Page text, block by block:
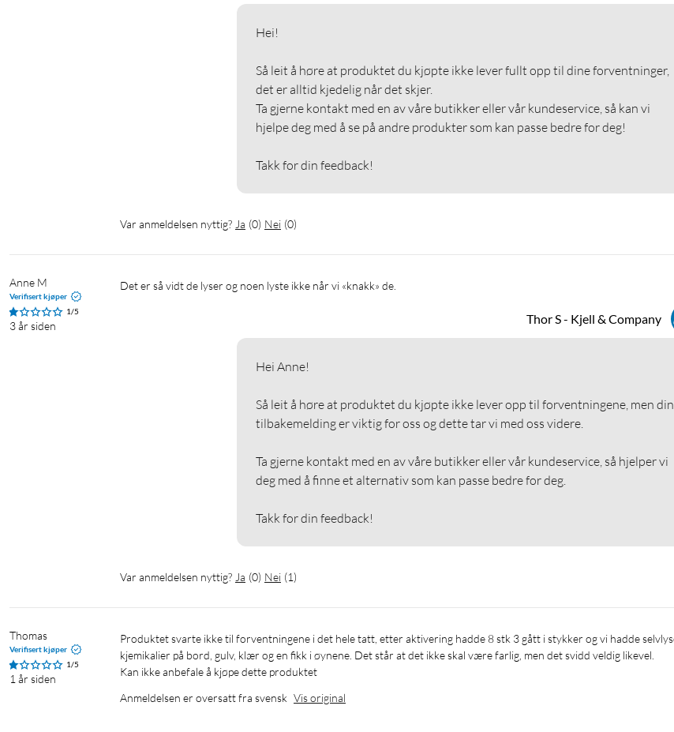
Hei!
Så leit å høre at produktet du kjøpte ikke lever fullt opp til dine forventninger,
det er alltid kjedelig når det skjer.
Ta gjerne kontakt med en av våre butikker eller vår kundeservice, så kan vi
hjelpe deg med å se på andre produkter som kan passe bedre for deg!
Takk for din feedback!
Var anmeldelsen nyttig? Ja (0) Nei (0)
Anne M
Verifisert kjøper
1/5
3 år siden
Det er så vidt de lyser og noen lyste ikke når vi «knakk» de.
Thor S - Kjell & Company
Hei Anne!
Så leit å høre at produktet du kjøpte ikke lever opp til forventningene, men din
tilbakemelding er viktig for oss og dette tar vi med oss videre.
Ta gjerne kontakt med en av våre butikker eller vår kundeservice, så hjelper vi
deg med å finne et alternativ som kan passe bedre for deg.
Takk for din feedback!
Var anmeldelsen nyttig? Ja (0) Nei (1)
Thomas
Verifisert kjøper
1/5
1 år siden
Produktet svarte ikke til forventningene i det hele tatt, etter aktivering hadde 8 stk 3 gått i stykker og vi hadde selvlysende
kjemikalier på bord, gulv, klær og en fikk i øynene. Det står at det ikke skal være farlig, men det svidd veldig likevel.
Kan ikke anbefale å kjøpe dette produktet
Anmeldelsen er oversatt fra svensk Vis original